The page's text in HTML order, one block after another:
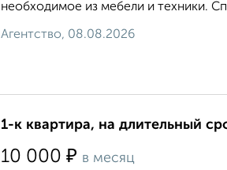
необходимое из мебели и техники.
Агентство, 08.08.2026
1-к квартира, на длительный
10 000 ₽ в месяц